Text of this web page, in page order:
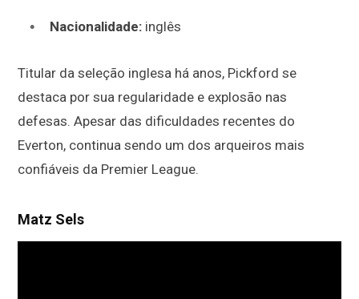
Nacionalidade: inglês
Titular da seleção inglesa há anos, Pickford se
destaca por sua regularidade e explosão nas
defesas. Apesar das dificuldades recentes do
Everton, continua sendo um dos arqueiros mais
confiáveis da Premier League.
Matz Sels